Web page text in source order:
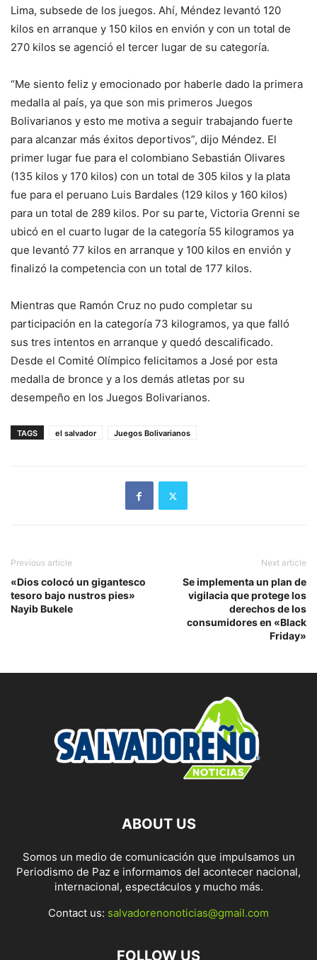
Lima, subsede de los juegos. Ahí, Méndez levantó 120
kilos en arranque y 150 kilos en envión y con un total de
270 kilos se agenció el tercer lugar de su categoría.
“Me siento feliz y emocionado por haberle dado la primera
medalla al país, ya que son mis primeros Juegos
Bolivarianos y esto me motiva a seguir trabajando fuerte
para alcanzar más éxitos deportivos”, dijo Méndez. El
primer lugar fue para el colombiano Sebastián Olivares
(135 kilos y 170 kilos) con un total de 305 kilos y la plata
fue para el peruano Luis Bardales (129 kilos y 160 kilos)
para un total de 289 kilos. Por su parte, Victoria Grenni se
ubicó en el cuarto lugar de la categoría 55 kilogramos ya
que levantó 77 kilos en arranque y 100 kilos en envión y
finalizó la competencia con un total de 177 kilos.
Mientras que Ramón Cruz no pudo completar su
participación en la categoría 73 kilogramos, ya que falló
sus tres intentos en arranque y quedó descalificado.
Desde el Comité Olímpico felicitamos a José por esta
medalla de bronce y a los demás atletas por su
desempeño en los Juegos Bolivarianos.
TAGS el salvador Juegos Bolivarianos
Previous article
«Dios colocó un gigantesco
tesoro bajo nustros pies»
Nayib Bukele
Next article
Se implementa un plan de
vigilacia que protege los
derechos de los
consumidores en «Black
Friday»
ABOUT US
Somos un medio de comunicación que impulsamos un
Periodismo de Paz e informamos del acontecer nacional,
internacional, espectáculos y mucho más.
Contact us: salvadorenonoticias@gmail.com
FOLLOW US